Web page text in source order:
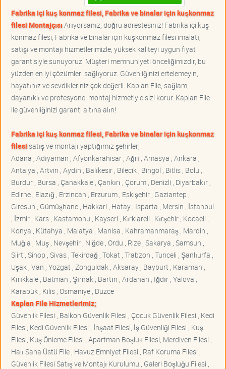
Fabrika içi kuş konmaz filesi, Fabrika ve binalar için kuşkonmaz
filesi MontajçısıArıyorsanız, doğru adrestesiniz! Fabrika içi kuş
konmaz filesi, Fabrika ve binalar için kuşkonmaz filesi imalatı,
satışı ve montajı hizmetlerimizle, yüksek kaliteyi uygun fiyat
garantisiyle sunuyoruz. Müşteri memnuniyeti önceliğimizdir, bu
yüzden en iyi çözümleri sağlıyoruz. Güvenliğinizi ertelemeyin,
hayatınız ve sevdikleriniz çok değerli. Kaplan File, sağlam,
dayanıklı ve profesyonel montaj hizmetiyle sizi korur. Kaplan File
ile güvenliğinizi garanti altına alın!
Fabrika içi kuş konmaz filesi, Fabrika ve binalar için kuşkonmaz
filesisatış ve montajı yaptığımız şehirler;
Adana , Adıyaman , Afyonkarahisar , Ağrı , Amasya , Ankara ,
Antalya , Artvin , Aydın , Balıkesir , Bilecik , Bingöl , Bitlis , Bolu ,
Burdur , Bursa , Çanakkale , Çankırı , Çorum , Denizli , Diyarbakır ,
Edirne , Elazığ , Erzincan , Erzurum , Eskişehir , Gaziantep ,
Giresun , Gümüşhane , Hakkari , Hatay , Isparta , Mersin , İstanbul
, İzmir , Kars , Kastamonu , Kayseri , Kırklareli , Kırşehir , Kocaeli ,
Konya , Kütahya , Malatya , Manisa , Kahramanmaraş , Mardin ,
Muğla , Muş , Nevşehir , Niğde , Ordu , Rize , Sakarya , Samsun ,
Siirt , Sinop , Sivas , Tekirdağ , Tokat , Trabzon , Tunceli , Şanlıurfa ,
Uşak , Van , Yozgat , Zonguldak , Aksaray , Bayburt , Karaman ,
Kırıkkale , Batman , Şırnak , Bartın , Ardahan , Iğdır , Yalova ,
Karabük , Kilis , Osmaniye , Düzce
Kaplan File Hizmetlerimiz;
Güvenlik Filesi , Balkon Güvenlik Filesi , Çocuk Güvenlik Filesi , Kedi
Filesi, Kedi Güvenlik Filesi , İnşaat Filesi, İş Güvenliği Filesi , Kuş
Filesi, Kuş Önleme Filesi , Apartman Boşluk Filesi, Merdiven Filesi ,
Halı Saha Üstü File , Havuz Emniyet Filesi , Raf Koruma Filesi ,
Güvenlik Filesi Satış ve Montajı Kurulumu , Galeri Boşluğu Filesi ,